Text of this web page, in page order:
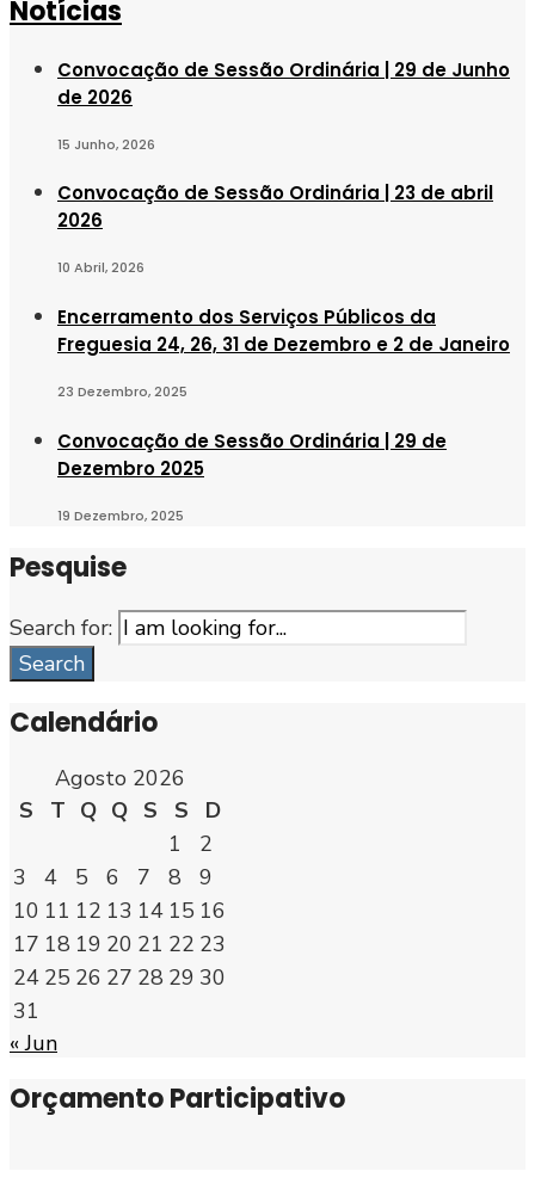
Notícias
Convocação de Sessão Ordinária | 29 de Junho
de 2026
15 Junho, 2026
Convocação de Sessão Ordinária | 23 de abril
2026
10 Abril, 2026
Encerramento dos Serviços Públicos da
Freguesia 24, 26, 31 de Dezembro e 2 de Janeiro
23 Dezembro, 2025
Convocação de Sessão Ordinária | 29 de
Dezembro 2025
19 Dezembro, 2025
Pesquise
Search for:
Search
Calendário
Agosto 2026
S
T Q Q S S
D
1
2
3
4 5 6 7 8
9
10 11 12 13 14 15 16
17 18 19 20 21 22 23
24 25 26 27 28 29 30
31
« Jun
Orçamento Participativo